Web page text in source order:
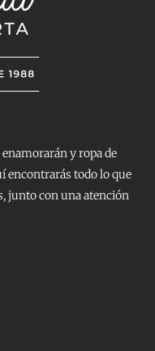
y ropa de
encontrarás todo lo que
junto con una atención